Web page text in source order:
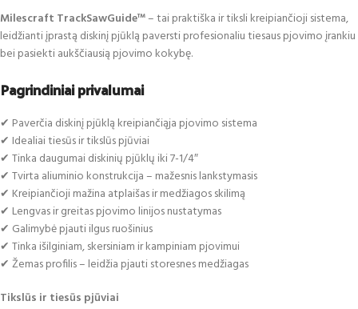
Milescraft TrackSawGuide™– tai praktiška ir tiksli kreipiančioji sistema,
leidžianti įprastą diskinį pjūklą paversti profesionaliu tiesaus pjovimo įrankiu
bei pasiekti aukščiausią pjovimo kokybę.
Pagrindiniai privalumai
✔ Paverčia diskinį pjūklą kreipiančiąja pjovimo sistema
✔ Idealiai tiesūs ir tikslūs pjūviai
✔ Tinka daugumai diskinių pjūklų iki 7-1/4″
✔ Tvirta aliuminio konstrukcija – mažesnis lankstymasis
✔ Kreipiančioji mažina atplaišas ir medžiagos skilimą
✔ Lengvas ir greitas pjovimo linijos nustatymas
✔ Galimybė pjauti ilgus ruošinius
✔ Tinka išilginiam, skersiniam ir kampiniam pjovimui
✔ Žemas profilis – leidžia pjauti storesnes medžiagas
Tikslūs ir tiesūs pjūviai